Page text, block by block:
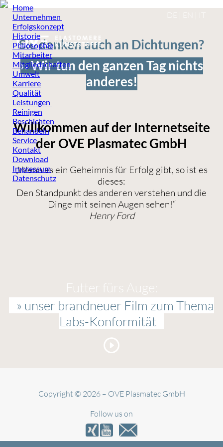
Home
Unternehmen
Erfolgskonzept
Historie
Philosophie
Mitarbeiter
Mitgliedschaften
Umwelt
Karriere
Qualität
Leistungen
Reinigen
Beschichten
Behandeln
Service
Kontakt
Download
Impressum
Datenschutz
DE EN IT
Sie denken auch an Dichtungen?
›› Wir tun den ganzen Tag nichts
anderes!
Willkommen auf der Internetseite
der OVE Plasmatec GmbH
„Wenn es ein Geheimnis für Erfolg gibt, so ist es
dieses:
Den Standpunkt des anderen verstehen und die
Dinge mit seinen Augen sehen!“
Henry Ford
Futter fürs Auge:
» unser brandneuer Film zum Thema
Labs-Konformität
Copyright © 2026 – OVE Plasmatec GmbH
Follow us on